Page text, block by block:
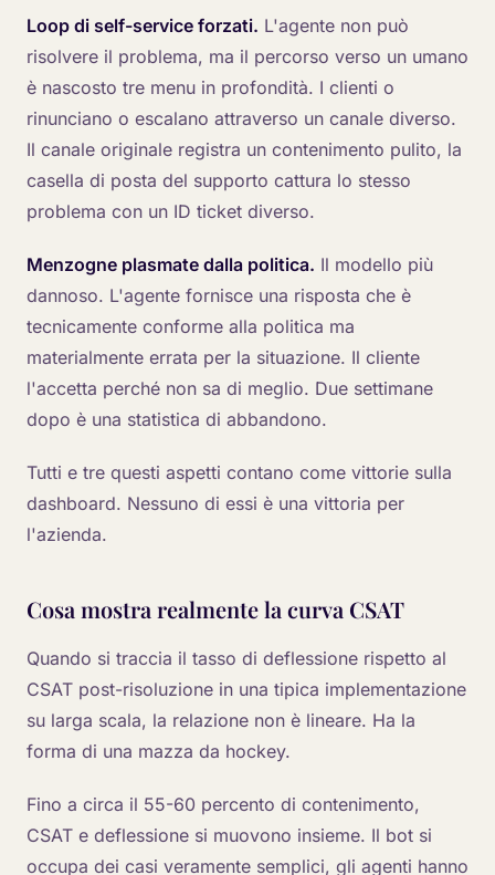
Loop di self-service forzati. L'agente non può
risolvere il problema, ma il percorso verso un umano
è nascosto tre menu in profondità. I clienti o
rinunciano o escalano attraverso un canale diverso.
Il canale originale registra un contenimento pulito, la
casella di posta del supporto cattura lo stesso
problema con un ID ticket diverso.
Menzogne plasmate dalla politica. Il modello più
dannoso. L'agente fornisce una risposta che è
tecnicamente conforme alla politica ma
materialmente errata per la situazione. Il cliente
l'accetta perché non sa di meglio. Due settimane
dopo è una statistica di abbandono.
Tutti e tre questi aspetti contano come vittorie sulla
dashboard. Nessuno di essi è una vittoria per
l'azienda.
Cosa mostra realmente la curva CSAT
Quando si traccia il tasso di deflessione rispetto al
CSAT post-risoluzione in una tipica implementazione
su larga scala, la relazione non è lineare. Ha la
forma di una mazza da hockey.
Fino a circa il 55-60 percento di contenimento,
CSAT e deflessione si muovono insieme. Il bot si
occupa dei casi veramente semplici, gli agenti hanno